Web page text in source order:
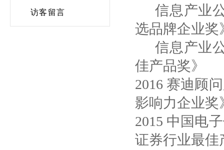
访客留言
信息产业
选品牌企业奖
信息产业
佳产品奖》
2016 赛迪顾
影响力企业奖
2015 中国电
证券行业最佳